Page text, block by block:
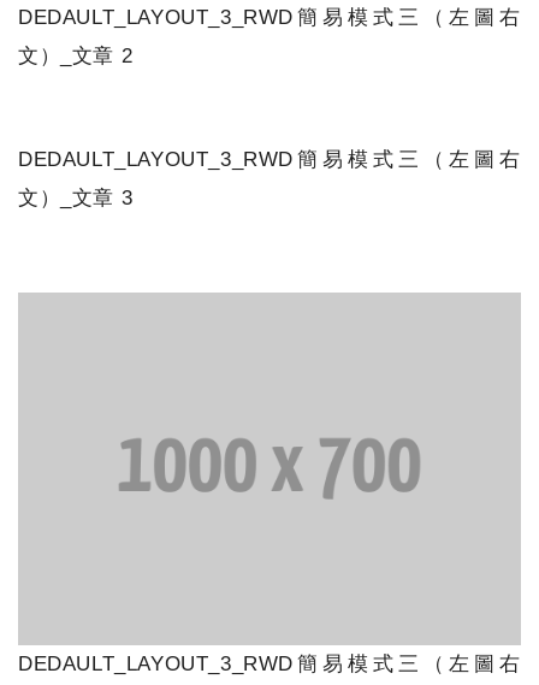
DEDAULT_LAYOUT_3_RWD簡易模式三（左圖右
文）_文章 2
DEDAULT_LAYOUT_3_RWD簡易模式三（左圖右
文）_文章 3
DEDAULT_LAYOUT_3_RWD簡易模式三（左圖右